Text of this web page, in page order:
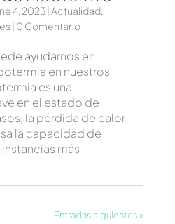
4, 2023| Actualidad,
| 0 Comentario
ayudarnos en
en nuestros
es una
en el estado de
la pérdida de calor
la capacidad de
más
Entradas siguientes »